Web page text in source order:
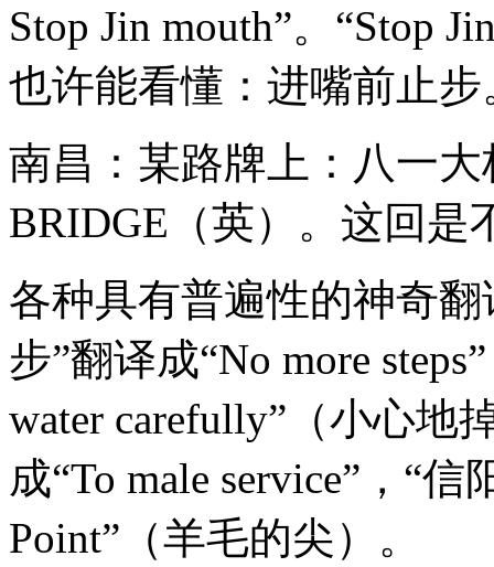
Stop Jin mouth”。“Stop
也许能看懂：进嘴前止步
南昌：某路牌上：八一
BRIDGE（英）。这回是
各种具有普遍性的神奇
步”翻译成“No more
water carefully”（小心地
成“To male service”，“
Point”（羊毛的尖）。